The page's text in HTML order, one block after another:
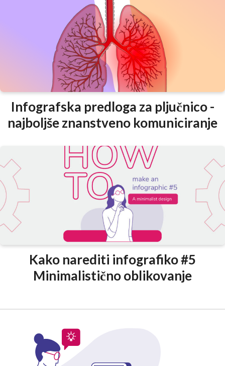
Infografska predloga za pljučnico -
najboljše znanstveno komuniciranje
Kako narediti infografiko #5
Minimalistično oblikovanje